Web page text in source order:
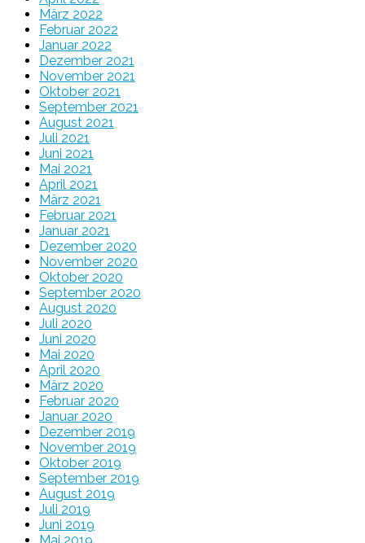
März 2022
Februar 2022
Januar 2022
Dezember 2021
November 2021
Oktober 2021
September 2021
August 2021
Juli 2021
Juni 2021
Mai 2021
April 2021
März 2021
Februar 2021
Januar 2021
Dezember 2020
November 2020
Oktober 2020
September 2020
August 2020
Juli 2020
Juni 2020
Mai 2020
April 2020
März 2020
Februar 2020
Januar 2020
Dezember 2019
November 2019
Oktober 2019
September 2019
August 2019
Juli 2019
Juni 2019